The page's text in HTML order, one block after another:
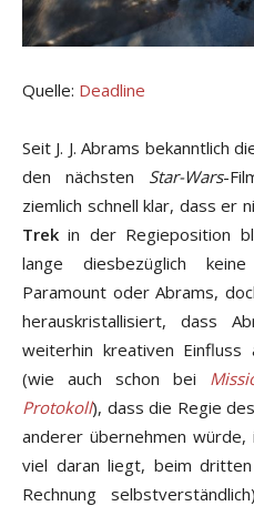
Quelle: Deadline
Seit J. J. Abrams bekanntlich
den nächsten Star-Wars-
ziemlich schnell klar, dass er
Trek in der Regieposition
lange diesbezüglich
Paramount oder Abrams,
herauskristallisiert, dass
weiterhin kreativen
(wie auch schon bei
Protokoll), dass die Regie
anderer übernehmen
viel daran liegt, beim dritten
Rechnung